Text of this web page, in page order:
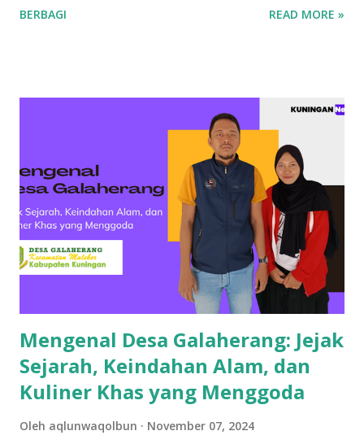
berkembang pesat, dipicu oleh inovasi dan ketekunan para
sehari-hari. Para pengusaha yang sukses di sektor ini
berhasil mengelola jaringan ritel yang luas dan berkontribusi
signifikan terhadap roda perekonomian daerah.
Keberhasilan mereka tak lepas dari strategi bisnis yang
tepat dan kemampuan menyesuaikan diri dengan
kebutuhan pasar yang dinamis. Selain ritel, sektor properti
dan konstruksi juga menjadi pilar penting bagi
perekonomian Kuningan. Beberapa perusahaan besar di
bidang ini terlibat dalam pembangunan infrastruktur yang
tidak hanya bermanfaat bagi daerah, tetapi...
BERBAGI READ MORE »
Mengenal Desa Galaherang: Jejak
Sejarah, Keindahan Alam, dan
Kuliner Khas yang Menggoda
Oleh aqlunwaqolbun November 07, 2024